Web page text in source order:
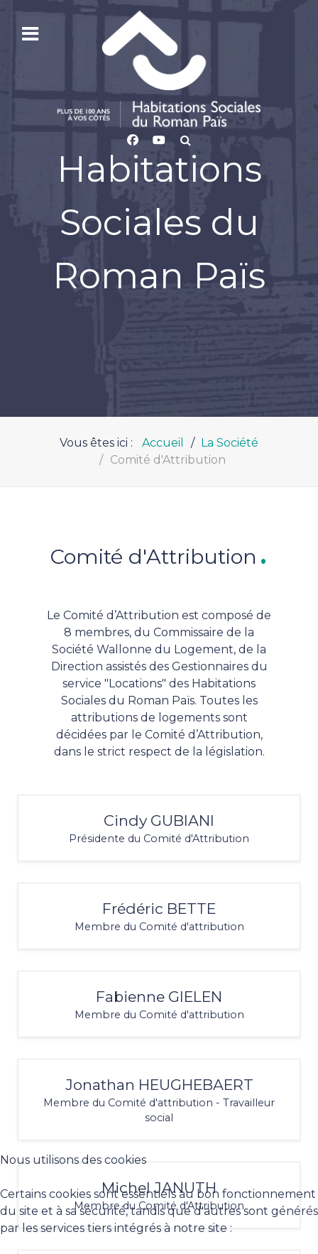
Habitations
Sociales du
Roman Païs
Vous êtes ici : Accueil
La Société
Comité d'Attribution
Comité d'Attribution
Le Comité d’Attribution est composé de
8 membres, du Commissaire de la
Société Wallonne du Logement, de la
Direction assistés des Gestionnaires du
service "Locations" des Habitations
Sociales du Roman Païs. ​Toutes les
attributions de logements sont
décidées par le Comité d’Attribution,
dans le strict respect de la législation.
Cindy GUBIANI
Présidente du Comité d'Attribution
Frédéric BETTE
Membre du Comité d'attribution
Fabienne GIELEN
Membre du Comité d'attribution
Jonathan HEUGHEBAERT
Membre du Comité d'attribution - Travailleur
social
Michel JANUTH
Membre du Comité d'Attribution
Nous utilisons des cookies
Certains cookies sont essentiels au bon fonctionnement
du site et à sa sécurité, tandis que d'autres sont générés
par les services tiers intégrés à notre site :